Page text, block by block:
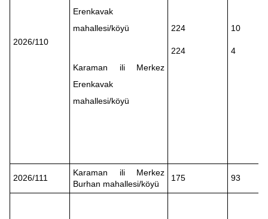
2026/110
Erenkavak
mahallesi/köyü
Karaman ili Merkez
Erenkavak
mahallesi/köyü
224
224
10
4
2026/111
Karaman ili Merkez
Burhan mahallesi/köyü
175 93